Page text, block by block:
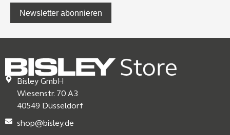
Newsletter abonnieren
Bisley GmbH
Wiesenstr. 70 A3
40549 Düsseldorf
shop@bisley.de